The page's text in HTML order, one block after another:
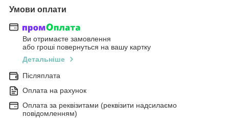
Умови оплати
Ви отримаєте замовлення
або гроші повернуться на вашу картку
Детальніше
Післяплата
Оплата на рахунок
Оплата за реквізитами (реквізити надсилаємо
повідомленням)